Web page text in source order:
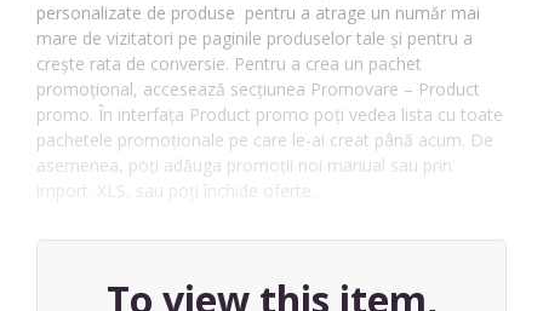
personalizate de produse pentru a atrage un număr mai
mare de vizitatori pe paginile produselor tale și pentru a
crește rata de conversie. Pentru a crea un pachet
promoțional, accesează secțiunea Promovare – Product
promo. În interfața Product promo poți vedea lista cu toate
pachetele promoționale pe care le-ai creat până acum. De
asemenea, poți adăuga promoții noi manual sau prin
import .XLS, sau poți închide oferte…
To view this item,